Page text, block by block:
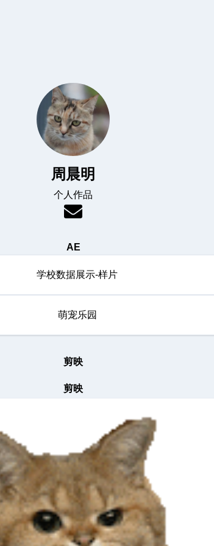
周晨明
个人作品
AE
学校数据展示-样片
萌宠乐园
剪映
剪映